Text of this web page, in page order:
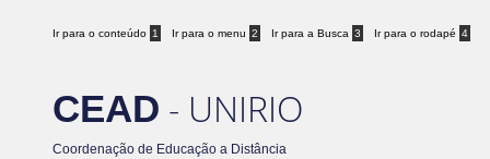
Ir para o conteúdo 1 Ir para o menu 2 Ir para a Busca 3 Ir para o rodapé 4
CEAD - UNIRIO
Coordenação de Educação a Distância